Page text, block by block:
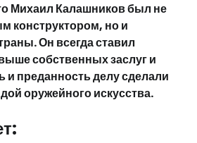
Михаил Калашников был не
конструктором, но и
Он всегда ставил
собственных заслуг и
и преданность делу сделали
оружейного искусства.